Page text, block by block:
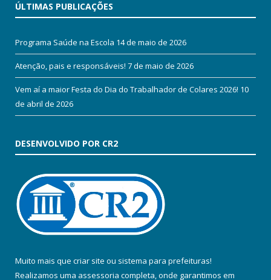
ÚLTIMAS PUBLICAÇÕES
Programa Saúde na Escola 14 de maio de 2026
Atenção, pais e responsáveis! 7 de maio de 2026
Vem aí a maior Festa do Dia do Trabalhador de Colares 2026! 10
de abril de 2026
DESENVOLVIDO POR CR2
Muito mais que criar site ou sistema para prefeituras!
Realizamos uma assessoria completa, onde garantimos em